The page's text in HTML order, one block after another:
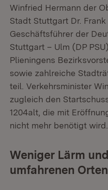
Winfried Hermann der
Stadt Stuttgart Dr.
Geschäftsführer der
Stuttgart – Ulm (DP
Plieningens
sowie zahlreiche
teil. Verkehrsminister
zugleich den
1204alt, die mit
nicht mehr benötigt wird.
Weniger Lärm
umfahrenen Orten